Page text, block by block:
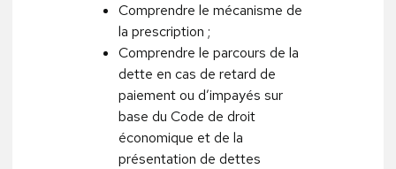
Comprendre le mécanisme de
la prescription ;
Comprendre le parcours de la
dette en cas de retard de
paiement ou d’impayés sur
base du Code de droit
économique et de la
présentation de dettes